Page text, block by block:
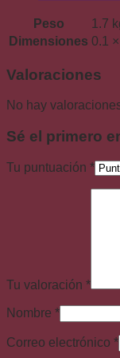
Peso
1.7
Dimensiones 0.1
Valoraciones
No hay
Sé el primero
Tu puntuación *
Tu valoración *
Nombre *
Correo electrónico *